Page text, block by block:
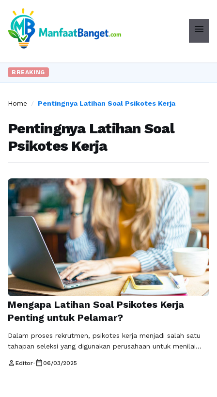
menu
BREAKING
Home / Pentingnya Latihan Soal Psikotes Kerja
Pentingnya Latihan Soal
Psikotes Kerja
Mengapa Latihan Soal Psikotes Kerja
Penting untuk Pelamar?
Dalam proses rekrutmen, psikotes kerja menjadi salah satu
tahapan seleksi yang digunakan perusahaan untuk menilai
karyawan. Banyak pelamar gagal dalam tahap ini karena
person Editor• calendar_today06/03/2025